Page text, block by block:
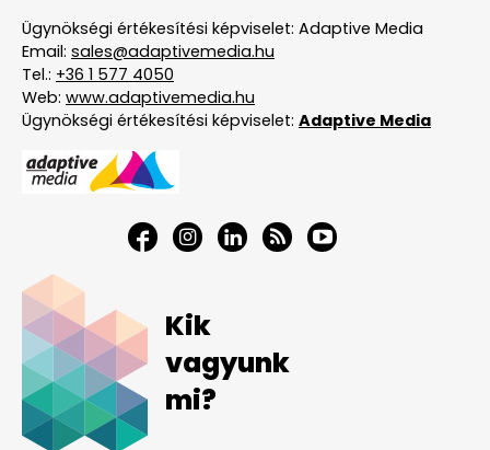
Ügynökségi értékesítési képviselet: Adaptive Media
Email: sales@adaptivemedia.hu
Tel.: +36 1 577 4050
Web: www.adaptivemedia.hu
Ügynökségi értékesítési képviselet: Adaptive Media
Kik
vagyunk
mi?